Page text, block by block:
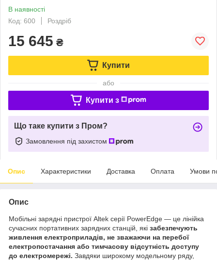
В наявності
Код: 600
Роздріб
15 645 ₴
Купити
або
Купити з
Що таке купити з Пром?
Замовлення під захистом
Опис Характеристики Доставка Оплата Умови
Опис
Мобільні зарядні пристрої Altek серії PowerEdge — це лінійка
сучасних портативних зарядних станцій, які забезпечують
живлення електроприладів, не зважаючи на перебої
електропостачання або тимчасову відсутність доступу
до електромережі. Завдяки широкому модельному ряду,